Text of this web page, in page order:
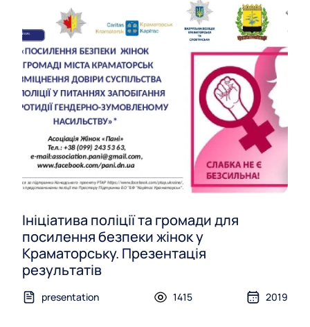
Ініціатива поліції та громади для
посилення безпеки жінок у
Краматорську. Презентація
результатів
presentation 1415 2019